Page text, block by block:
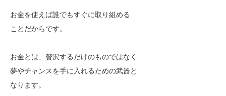
お金を使えば誰でもすぐに取り組める
ことだからです。
お金とは、贅沢するだけのものではなく
夢やチャンスを手に入れるための武器と
なります。